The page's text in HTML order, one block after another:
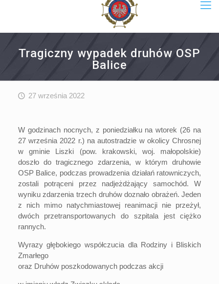
Tragiczny wypadek druhów OSP
Balice
27 września 2022
W godzinach nocnych, z poniedziałku na wtorek (26 na
27 września 2022 r.) na autostradzie w okolicy Chrosnej
w gminie Liszki (pow. krakowski, woj. małopolskie)
doszło do tragicznego zdarzenia, w którym druhowie
OSP Balice, podczas prowadzenia działań ratowniczych,
zostali potrąceni przez nadjeżdżający samochód. W
wyniku zdarzenia trzech druhów doznało obrażeń. Jeden
z nich mimo natychmiastowej reanimacji nie przeżył,
dwóch przetransportowanych do szpitala jest ciężko
rannych.
Wyrazy głębokiego współczucia dla Rodziny i Bliskich
Zmarłego
oraz Druhów poszkodowanych podczas akcji